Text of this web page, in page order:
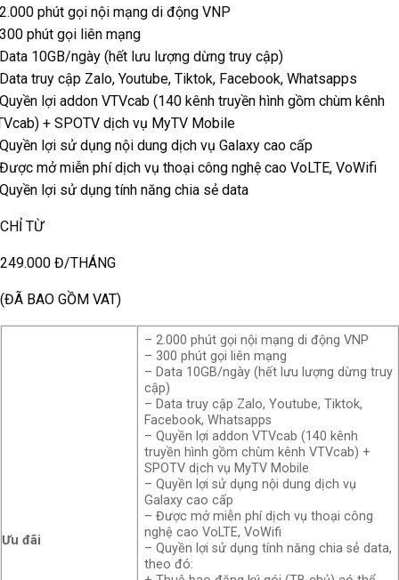
phút gọi nội mạng di động VNP
phút gọi liên mạng
10GB/ngày (hết lưu lượng dừng truy cập)
truy cập Zalo, Youtube, Tiktok, Facebook, Whatsapps
lợi addon VTVcab (140 kênh truyền hình gồm chùm kênh
+ SPOTV dịch vụ MyTV Mobile
lợi sử dụng nội dung dịch vụ Galaxy cao cấp
mở miễn phí dịch vụ thoại công nghệ cao VoLTE, VoWifi
lợi sử dụng tính năng chia sẻ data
CHỈ TỪ
249.000 Đ/THÁNG
(ĐÃ BAO GỒM VAT)
Ưu đãi
– 2.000 phút gọi nội mạng di động VNP
– 300 phút gọi liên mạng
– Data 10GB/ngày (hết lưu lượng dừng truy
cập)
– Data truy cập Zalo, Youtube, Tiktok,
Facebook, Whatsapps
– Quyền lợi addon VTVcab (140 kênh
truyền hình gồm chùm kênh VTVcab) +
SPOTV dịch vụ MyTV Mobile
– Quyền lợi sử dụng nội dung dịch vụ
Galaxy cao cấp
– Được mở miễn phí dịch vụ thoại công
nghệ cao VoLTE, VoWifi
– Quyền lợi sử dụng tính năng chia sẻ data,
theo đó: